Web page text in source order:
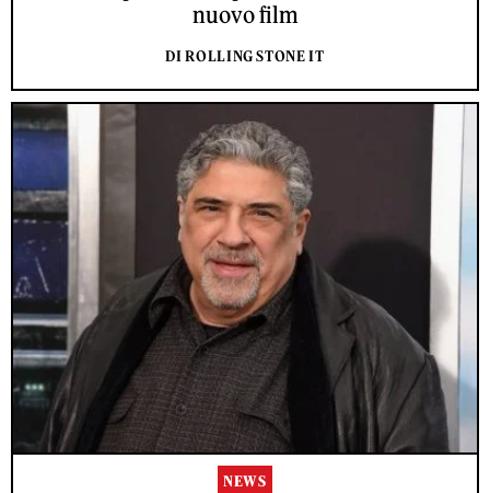
nuovo film
DI ROLLING STONE IT
NEWS